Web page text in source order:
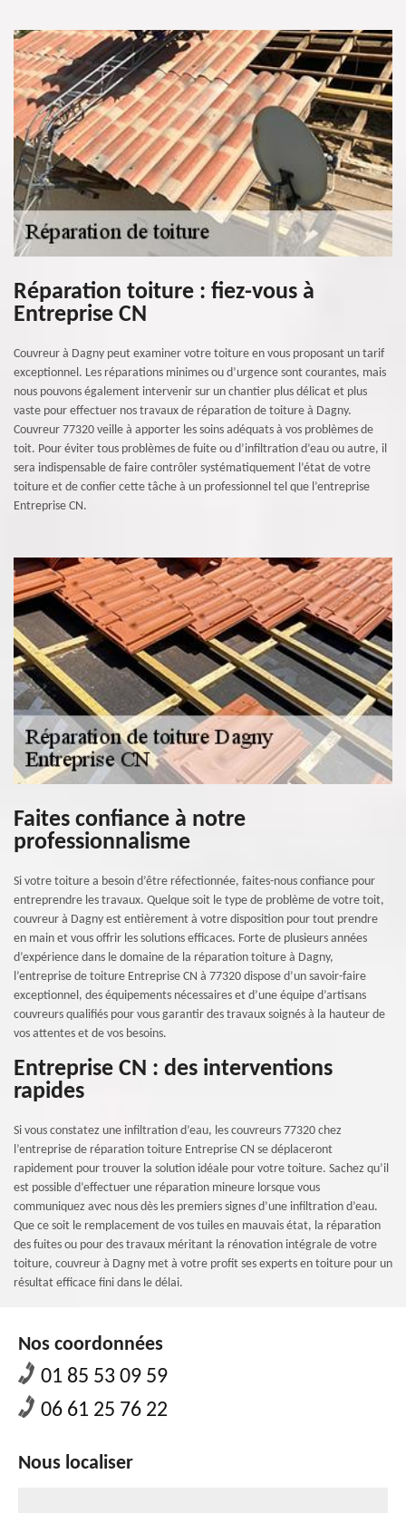
Réparation toiture : fiez-vous à
Entreprise CN
Couvreur à Dagny peut examiner votre toiture en vous proposant un tarif
exceptionnel. Les réparations minimes ou d’urgence sont courantes, mais
nous pouvons également intervenir sur un chantier plus délicat et plus
vaste pour effectuer nos travaux de réparation de toiture à Dagny.
Couvreur 77320 veille à apporter les soins adéquats à vos problèmes de
toit. Pour éviter tous problèmes de fuite ou d’infiltration d’eau ou autre, il
sera indispensable de faire contrôler systématiquement l’état de votre
toiture et de confier cette tâche à un professionnel tel que l’entreprise
Entreprise CN.
Faites confiance à notre
professionnalisme
Si votre toiture a besoin d’être réfectionnée, faites-nous confiance pour
entreprendre les travaux. Quelque soit le type de problème de votre toit,
couvreur à Dagny est entièrement à votre disposition pour tout prendre
en main et vous offrir les solutions efficaces. Forte de plusieurs années
d’expérience dans le domaine de la réparation toiture à Dagny,
l’entreprise de toiture Entreprise CN à 77320 dispose d’un savoir-faire
exceptionnel, des équipements nécessaires et d’une équipe d’artisans
couvreurs qualifiés pour vous garantir des travaux soignés à la hauteur de
vos attentes et de vos besoins.
Entreprise CN : des interventions
rapides
Si vous constatez une infiltration d’eau, les couvreurs 77320 chez
l’entreprise de réparation toiture Entreprise CN se déplaceront
rapidement pour trouver la solution idéale pour votre toiture. Sachez qu’il
est possible d’effectuer une réparation mineure lorsque vous
communiquez avec nous dès les premiers signes d’une infiltration d’eau.
Que ce soit le remplacement de vos tuiles en mauvais état, la réparation
des fuites ou pour des travaux méritant la rénovation intégrale de votre
toiture, couvreur à Dagny met à votre profit ses experts en toiture pour un
résultat efficace fini dans le délai.
Nos coordonnées
01 85 53 09 59
06 61 25 76 22
Nous localiser